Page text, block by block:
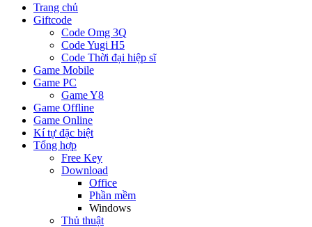
Trang chủ
Giftcode
Code Omg 3Q
Code Yugi H5
Code Thời đại hiệp sĩ
Game Mobile
Game PC
Game Y8
Game Offline
Game Online
Kí tự đặc biệt
Tổng hợp
Free Key
Download
Office
Phần mềm
Windows
Thủ thuật